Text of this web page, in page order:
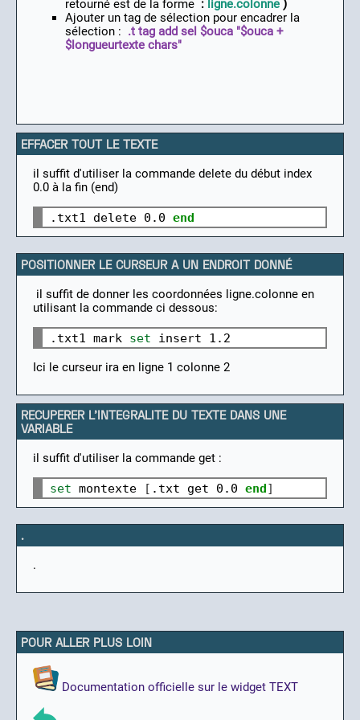
retourné est de la forme : ligne.colonne )
Ajouter un tag de sélection pour encadrer la
sélection : .t tag add sel $ouca "$ouca +
$longueurtexte chars"
EFFACER TOUT LE TEXTE
il suffit d'utiliser la commande delete du début index
0.0 à la fin (end)
.txt1 delete 0.0 end
POSITIONNER LE CURSEUR A UN ENDROIT DONNÉ
il suffit de donner les coordonnées ligne.colonne en
utilisant la commande ci dessous:
.txt1 mark set
Ici le curseur ira en ligne 1 colonne 2
RECUPERER L'INTEGRALITE DU TEXTE DANS UNE
VARIABLE
il suffit d'utiliser la commande get :
set montexte [ .txt get 0.0 end]
.
.
POUR ALLER PLUS LOIN
Documentation officielle sur le widget TEXT